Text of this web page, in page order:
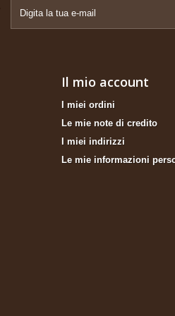
Il mio account
I miei ordini
Le mie note di credito
I miei indirizzi
Le mie informazioni